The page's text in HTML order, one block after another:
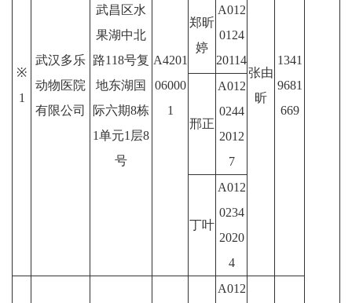
※
1
武汉多乐
动物医院
有限公司
武昌区水
果湖中北
路118号复
地东湖国
际六期8栋
1单元1层8
号
A4201
06000
1
张由
昕
1341
9681
669
郑昕
婷
A012
0124
20114
邢正
A012
0244
2012
7
丁叶
A012
0234
2020
4
A012